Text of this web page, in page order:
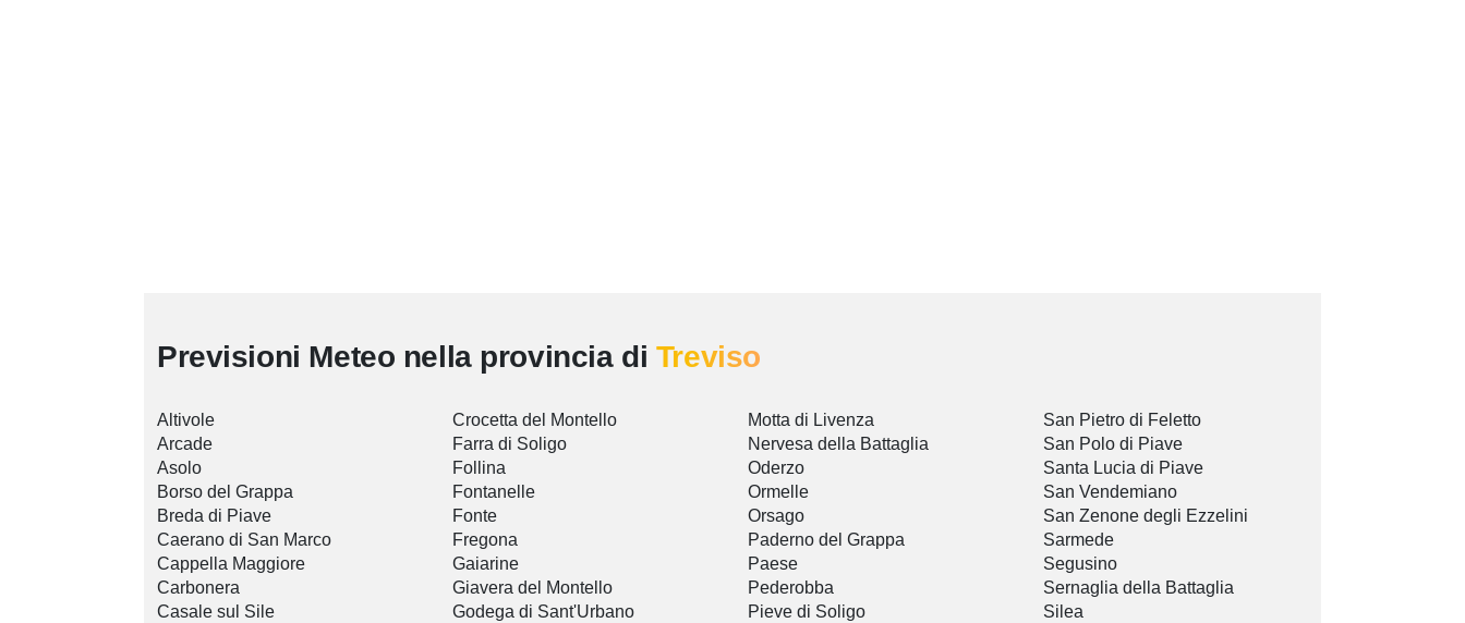
Previsioni Meteo nella provincia di Treviso
Altivole
Arcade
Asolo
Borso del Grappa
Breda di Piave
Caerano di San Marco
Cappella Maggiore
Carbonera
Casale sul Sile
Crocetta del Montello
Farra di Soligo
Follina
Fontanelle
Fonte
Fregona
Gaiarine
Giavera del Montello
Godega di Sant'Urbano
Motta di Livenza
Nervesa della Battaglia
Oderzo
Ormelle
Orsago
Paderno del Grappa
Paese
Pederobba
Pieve di Soligo
San Pietro di Feletto
San Polo di Piave
Santa Lucia di Piave
San Vendemiano
San Zenone degli Ezzelini
Sarmede
Segusino
Sernaglia della Battaglia
Silea